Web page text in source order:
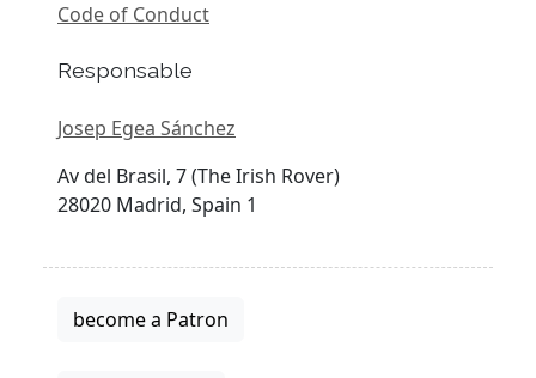
Code of Conduct
Responsable
Josep Egea Sánchez
Av del Brasil, 7 (The Irish Rover)
28020 Madrid, Spain 1
become a Patron